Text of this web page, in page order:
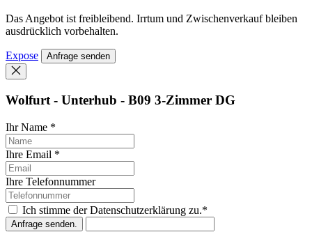
Das Angebot ist freibleibend. Irrtum und Zwischenverkauf bleiben
ausdrücklich vorbehalten.
Expose Anfrage senden
Wolfurt - Unterhub - B09 3-Zimmer DG
Ihr Name *
Ihre Email *
Ihre Telefonnummer
Ich stimme der Datenschutzerklärung zu.*